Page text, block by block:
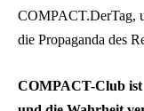
COMPACT.DerTag,
die Propaganda des
COMPACT-Club ist